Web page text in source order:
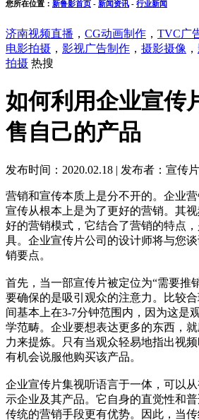
您所在位置： 新鲁影首页 - 新闻资讯 - 行业新闻
济南视频直播 ， CG动画制作 ， TVC广
电影拍摄 ， 影视广告制作 ， 摄影摄像 ，
拍摄 热搜
如何利用企业宣传
售自己的产品
发布时间：2020.02.18 | 发布者：宣传
营销和宣传本质上是分不开的。企业
宣传从根本上是为了更好的营销。其
好的营销模式，它结合了营销的特点
具。企业宣传片公司的设计师将与您
销要点。
首先，当一部宣传片被定位为“需要推
要确保的是吸引观众的注意力。比较
间基本上在3-7分钟范围内，因为这是
学范畴。企业要想表达更多的东西，
力来提炼。只有当观众轻易地指出视
有机会说服他购买该产品。
企业宣传片集视听语言于一体，可以
示企业及其产品。它自身的直觉性和
传统的营销手段更有优势。因此，当